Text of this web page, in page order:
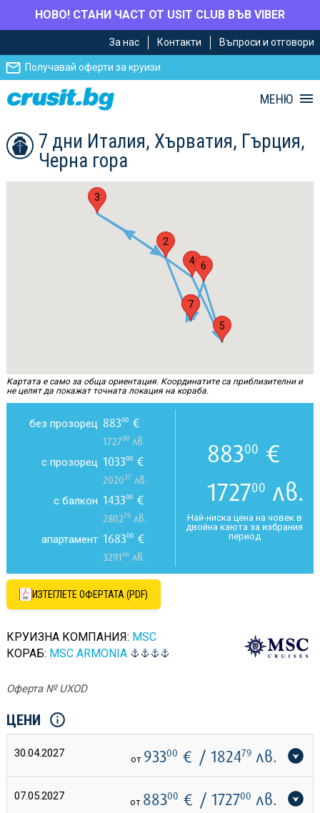
НОВО! СТАНИ ЧАСТ ОТ USIT CLUB ВЪВ VIBER
главното
съдържание
Навигацията
За нас Контакти Въпроси и отговори
Получавай оферти за круизи
МЕНЮ
7 дни Италия, Хърватия, Гърция,
Черна гора
1
2
3
4
5
6
7
Картата е само за обща ориентация. Координатите са приблизителни и
не целят да покажат точната локация на кораба.
без прозорец 88300€
172700лв.
с прозорец 103300€
202037 лв.
с балкон 143300€
280270лв.
апартамент 168300€
329166лв.
88300 €
172700 лв.
Най-ниска цена на човек в
двойна каюта за избрания
период
ИЗТЕГЛЕТЕ ОФЕРТАТА (PDF)
КРУИЗНА КОМПАНИЯ: MSC
КОРАБ: MSC ARMONIA
Оферта № UXOD
ЦЕНИ
30.04.2027 от 93300 € / 182479лв.
07.05.2027 от 88300 € / 172700 лв.